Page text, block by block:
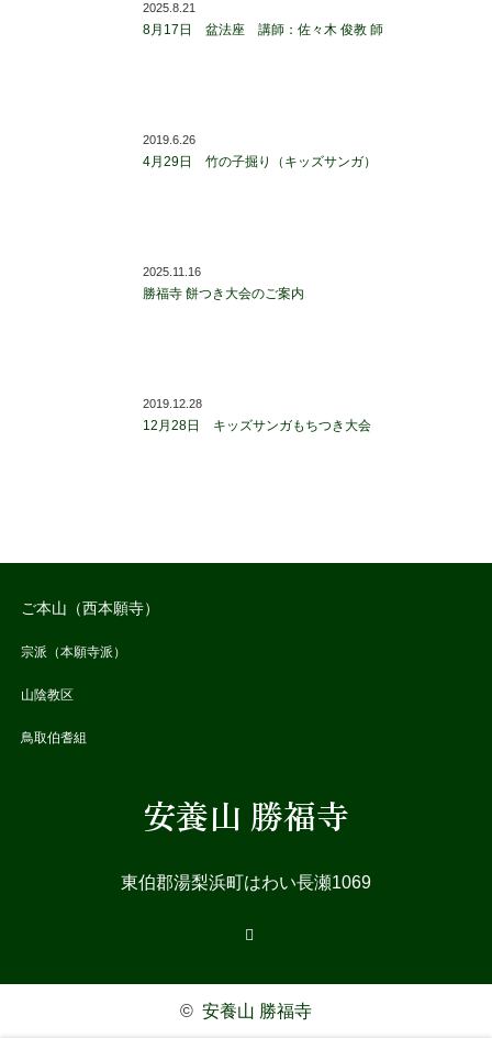
2025.8.21
8月17日 盆法座 講師：佐々木 俊教 師
2019.6.26
4月29日 竹の子掘り（キッズサンガ）
2025.11.16
勝福寺 餅つき大会のご案内
2019.12.28
12月28日 キッズサンガもちつき大会
ご本山（西本願寺）
宗派（本願寺派）
山陰教区
鳥取伯耆組
安養山 勝福寺
東伯郡湯梨浜町はわい長瀬1069
© 安養山 勝福寺